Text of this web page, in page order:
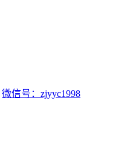
微信号：zjyyc1998